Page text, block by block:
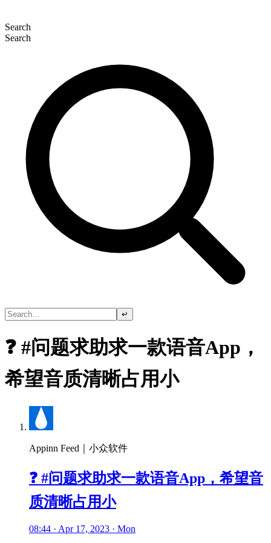
Search
Search
↵
❓ #问题求助求一款语音App，
希望音质清晰占用小
Appinn Feed｜小众软件
❓ #问题求助求一款语音App，希望音
质清晰占用小
08:44 · Apr 17, 2023 · Mon